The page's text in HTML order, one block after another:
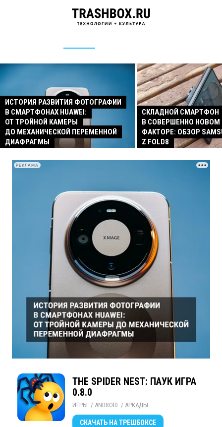
ИСТОРИЯ РАЗВИТИЯ ФОТОГРАФИИ
В СМАРТФОНАХ HUAWEI:
ОТ ТРОЙНОЙ КАМЕРЫ
ДО МЕХАНИЧЕСКОЙ ПЕРЕМЕННОЙ
ДИАФРАГМЫ
СКЛАДНОЙ СМАРТФОН
В СОВЕРШЕННО
ФАКТОРЕ: ОБЗОР
Z FOLD8
РЕКЛАМА
THE SPIDER NEST: ПАУК ИГРА
0.8.0
ИГРЫ / ANDROID / АРКАДЫ
СКАЧАТЬ НА ТРЕШБОКСЕ